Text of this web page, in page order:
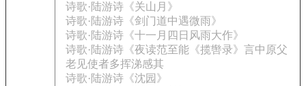
诗歌·陆游诗《关山月》
诗歌·陆游诗《剑门道中遇微雨》
诗歌·陆游诗《十一月四日风雨大作》
诗歌·陆游诗《夜读范至能《揽辔录》言中原父
老见使者多挥涕感其
诗歌·陆游诗《沈园》